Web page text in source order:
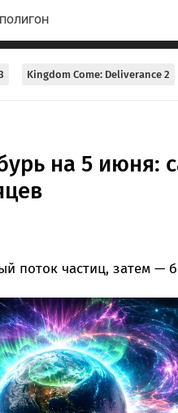
ПОЛИГОН
Kingdom Come: Deliverance 2
на 5 июня:
поток частиц, затем —